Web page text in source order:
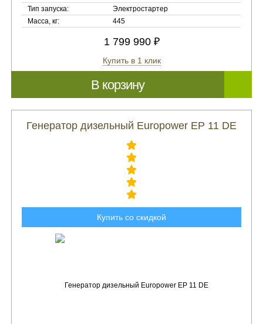
Тип запуска:
Электростартер
Масса, кг:
445
1 799 990 ₽
Купить в 1 клик
В корзину
Генератор дизельный Europower EP 11 DE
Купить со скидкой